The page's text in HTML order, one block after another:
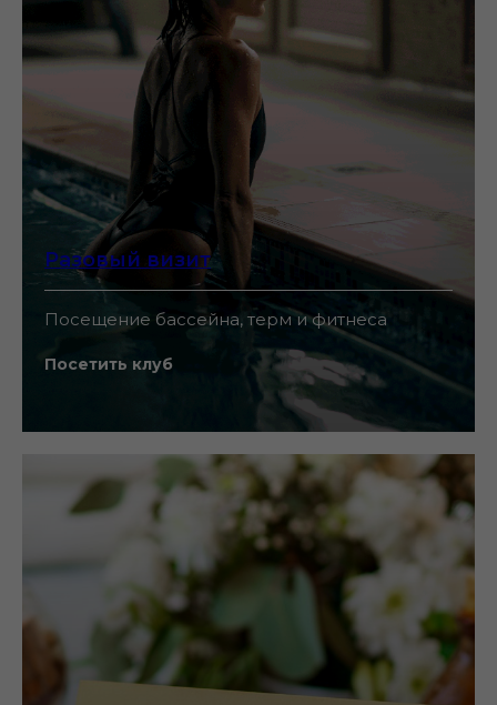
Разовый визит
Посещение бассейна, терм и фитнеса
Посетить клуб